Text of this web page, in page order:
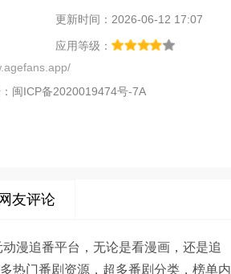
更新时间：2026-06-12 17:07
应用等级：
闽ICP备2020019474号-7A
网友评论
漫追番平台，无论是看漫画，还是追
热门番剧资源，超多番剧分类，榜单内